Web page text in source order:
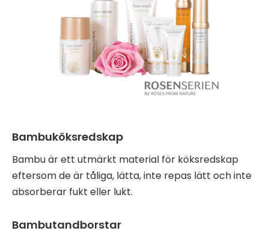
Bambuköksredskap
Bambu är ett utmärkt material för köksredskap
eftersom de är tåliga, lätta, inte repas lätt och inte
absorberar fukt eller lukt.
Bambutandborstar